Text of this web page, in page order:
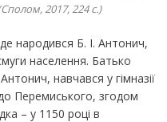
2017, 224 с.)
народився Б. І. Антонич,
населення. Батько
навчався у гімназії
Перемиського, згодом
– у 1150 році в